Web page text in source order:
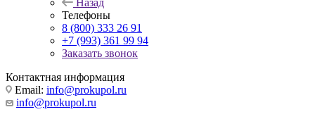
Назад
Телефоны
8 (800) 333 26 91
+7 (993) 361 99 94
Заказать звонок
Контактная информация
Email: info@prokupol.ru
info@prokupol.ru